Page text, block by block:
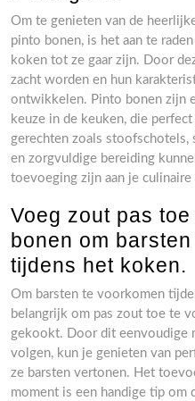
Om te genieten van de
pinto bonen, is het aan te
koken tot ze gaar zijn. Door
zacht worden en hun
ontwikkelen. Pinto bonen zijn
keuze in de keuken, die
gerechten zoals stoofschotels,
en zorgvuldige bereiding
toevoeging zijn aan je culinaire
Voeg zout pas
bonen om
tijdens het koken.
Om barsten te voorkomen
belangrijk om pas zout toe te
gekookt. Door dit eenvoudige
volgen, kun je genieten van
ze barsten vertonen. Het
moment is een handige tip om